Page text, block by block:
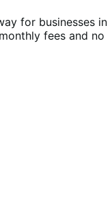
for businesses in
fees and no